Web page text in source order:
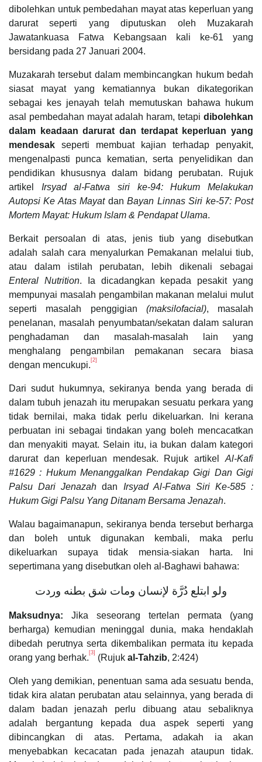
dibolehkan untuk pembedahan mayat atas keperluan yang
darurat seperti yang diputuskan oleh Muzakarah
Jawatankuasa Fatwa Kebangsaan kali ke-61 yang
bersidang pada 27 Januari 2004.
Muzakarah tersebut dalam membincangkan hukum bedah
siasat mayat yang kematiannya bukan dikategorikan
sebagai kes jenayah telah memutuskan bahawa hukum
asal pembedahan mayat adalah haram, tetapi dibolehkan
dalam keadaan darurat dan terdapat keperluan yang
mendesak seperti membuat kajian terhadap penyakit,
mengenalpasti punca kematian, serta penyelidikan dan
pendidikan khususnya dalam bidang perubatan. Rujuk
artikel Irsyad al-Fatwa siri ke-94: Hukum Melakukan
Autopsi Ke Atas MayatdanBayan Linnas Siri ke-57: Post
Mortem Mayat: Hukum Islam & Pendapat Ulama.
Berkait persoalan di atas, jenis tiub yang disebutkan
adalah salah cara menyalurkan Pemakanan melalui tiub,
atau dalam istilah perubatan, lebih dikenali sebagai
Enteral Nutrition. Ia dicadangkan kepada pesakit yang
mempunyai masalah pengambilan makanan melalui mulut
seperti masalah penggigian (maksilofacial), masalah
penelanan, masalah penyumbatan/sekatan dalam saluran
penghadaman dan masalah-masalah lain yang
menghalang pengambilan pemakanan secara biasa
dengan mencukupi. [2]
Dari sudut hukumnya, sekiranya benda yang berada di
dalam tubuh jenazah itu merupakan sesuatu perkara yang
tidak bernilai, maka tidak perlu dikeluarkan. Ini kerana
perbuatan ini sebagai tindakan yang boleh mencacatkan
dan menyakiti mayat. Selain itu, ia bukan dalam kategori
darurat dan keperluan mendesak. Rujuk artikel Al-Kafi
#1629 : Hukum Menanggalkan Pendakap Gigi Dan Gigi
Palsu Dari Jenazah dan Irsyad Al-Fatwa Siri Ke-585 :
Hukum Gigi Palsu Yang Ditanam Bersama Jenazah.
Walau bagaimanapun, sekiranya benda tersebut berharga
dan boleh untuk digunakan kembali, maka perlu
dikeluarkan supaya tidak mensia-siakan harta. Ini
sepertimana yang disebutkan oleh al-Baghawi bahawa:
ولو ابتلع دُرَّة لإنسان ومات شق بطنه وردت
Maksudnya: Jika seseorang tertelan permata (yang
berharga) kemudian meninggal dunia, maka hendaklah
dibedah perutnya serta dikembalikan permata itu kepada
orang yang berhak. [3] (Rujuk al-Tahzib, 2:424)
Oleh yang demikian, penentuan sama ada sesuatu benda,
tidak kira alatan perubatan atau selainnya, yang berada di
dalam badan jenazah perlu dibuang atau sebaliknya
adalah bergantung kepada dua aspek seperti yang
dibincangkan di atas. Pertama, adakah ia akan
menyebabkan kecacatan pada jenazah ataupun tidak.